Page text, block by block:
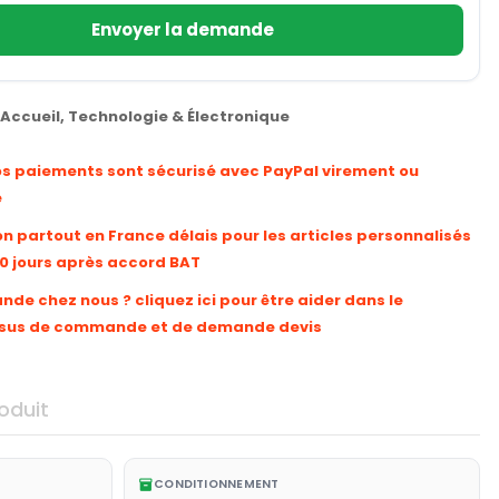
Envoyer la demande
Accueil, Technologie & Électronique
paiements sont sécurisé avec PayPal virement ou
partout en France délais pour les articles personnalisés
jours après accord BAT
chez nous ? cliquez ici pour être aider dans le
de commande et de demande devis
inventory_2CONDITIONNEMENT